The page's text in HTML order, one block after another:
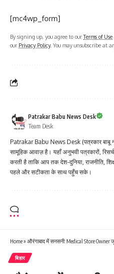
[mc4wp_form]
By signing up, you agree to ourTerms of Use
our Privacy Policy. You may unsubscribe at
Patrakar Babu News Desk
Team Desk
Patrakar Babu News Desk (पत्रकार बाबू
सामूहिक आवाज़ है। यहाँ अनुभवी पत्रकारों,
करती है ताकि आप तक देश-दुनिया, राजनीति,
पहले और सटीकता के साथ पहुँच सके।
Home» औरंगाबाद में सनसनी: Medical Store Owner
बिहार